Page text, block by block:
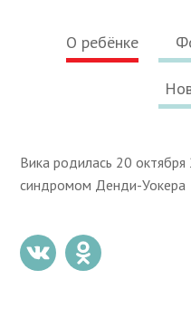
О ребёнке
Вика родилась 20
синдромом Денди-Уокера